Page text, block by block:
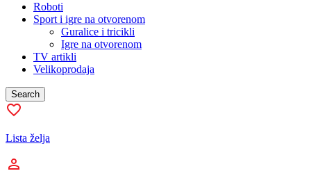
Roboti
Sport i igre na otvorenom
Guralice i tricikli
Igre na otvorenom
TV artikli
Velikoprodaja
Search
Lista želja